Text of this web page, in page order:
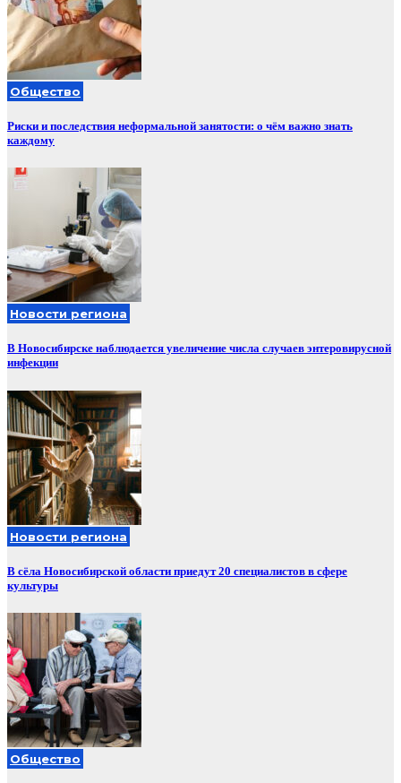
Общество
Риски и последствия неформальной занятости: о чём важно знать
каждому
Новости региона
В Новосибирске наблюдается увеличение числа случаев энтеровирусной
инфекции
Новости региона
В сёла Новосибирской области приедут 20 специалистов в сфере
культуры
Общество